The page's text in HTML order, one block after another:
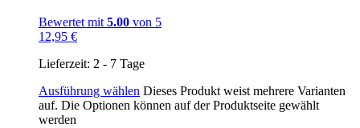
Bewertet mit 5.00 von 5
12,95 €
Lieferzeit: 2 - 7 Tage
Ausführung wählen Dieses Produkt weist mehrere Varianten
auf. Die Optionen können auf der Produktseite gewählt
werden